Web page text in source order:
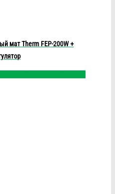
мат Therm FEP-200W +